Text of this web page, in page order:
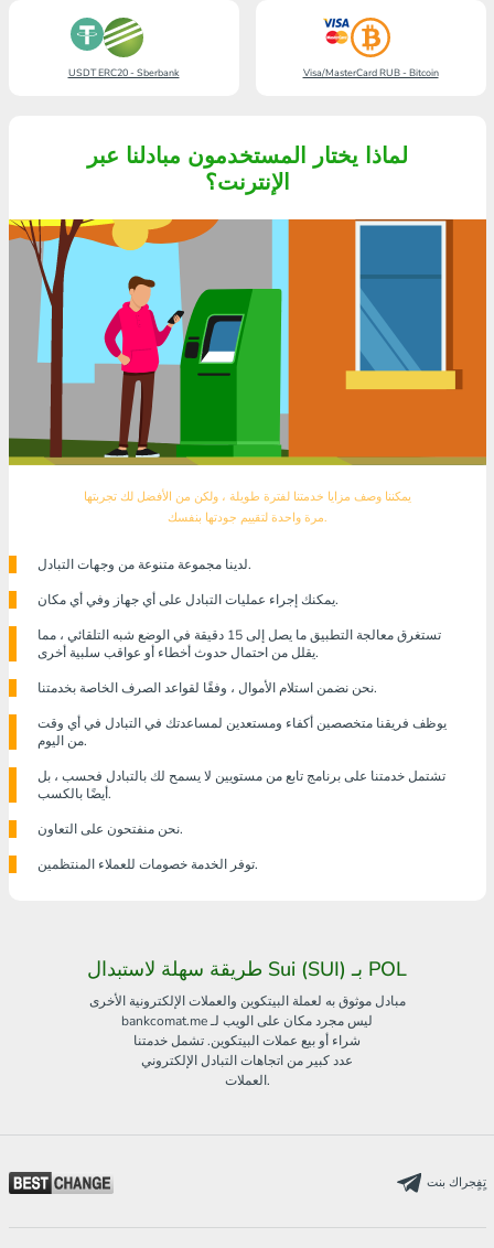
USDT ERC20 - Sberbank Visa/MasterCard RUB - Bitcoin
لماذا يختار المستخدمون مبادلنا عبر
الإنترنت؟
يمكننا وصف مزايا خدمتنا لفترة طويلة ، ولكن من الأفضل لك تجربتها
مرة واحدة لتقييم جودتها بنفسك.
لدينا مجموعة متنوعة من وجهات التبادل.
يمكنك إجراء عمليات التبادل على أي جهاز وفي أي مكان.
تستغرق معالجة التطبيق ما يصل إلى 15 دقيقة في الوضع شبه التلقائي ، مما
يقلل من احتمال حدوث أخطاء أو عواقب سلبية أخرى.
نحن نضمن استلام الأموال ، وفقًا لقواعد الصرف الخاصة بخدمتنا.
يوظف فريقنا متخصصين أكفاء ومستعدين لمساعدتك في التبادل في أي وقت
من اليوم.
تشتمل خدمتنا على برنامج تابع من مستويين لا يسمح لك بالتبادل فحسب ، بل
أيضًا بالكسب.
نحن منفتحون على التعاون.
توفر الخدمة خصومات للعملاء المنتظمين.
طريقة سهلة لاستبدال Sui (SUI) بـ POL
مبادل موثوق به لعملة البيتكوين والعملات الإلكترونية الأخرى
bankcomat.me ليس مجرد مكان على الويب لـ
شراء أو بيع عملات البيتكوين. تشمل خدمتنا
عدد كبير من اتجاهات التبادل الإلكتروني
العملات.
تٍفٍجراك بنت